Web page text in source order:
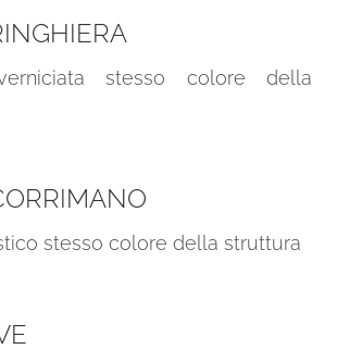
stesso colore della
stesso colore della struttura